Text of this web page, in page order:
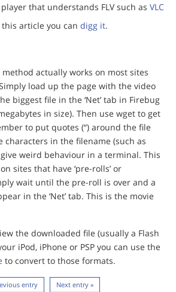
that understands FLV such as VLC
article you can digg it.
actually works on most sites
load up the page with the video
biggest file in the ‘Net’ tab in Firebug
in size). Then use wget to get
to put quotes (“) around the file
characters in the filename (such as
weird behaviour in a terminal. This
sites that have ‘pre-rolls’ or
wait until the pre-roll is over and a
in the ‘Net’ tab. This is the movie
the downloaded file (usually a Flash
iPod, iPhone or PSP you can use the
to convert to those formats.
entry Next entry »